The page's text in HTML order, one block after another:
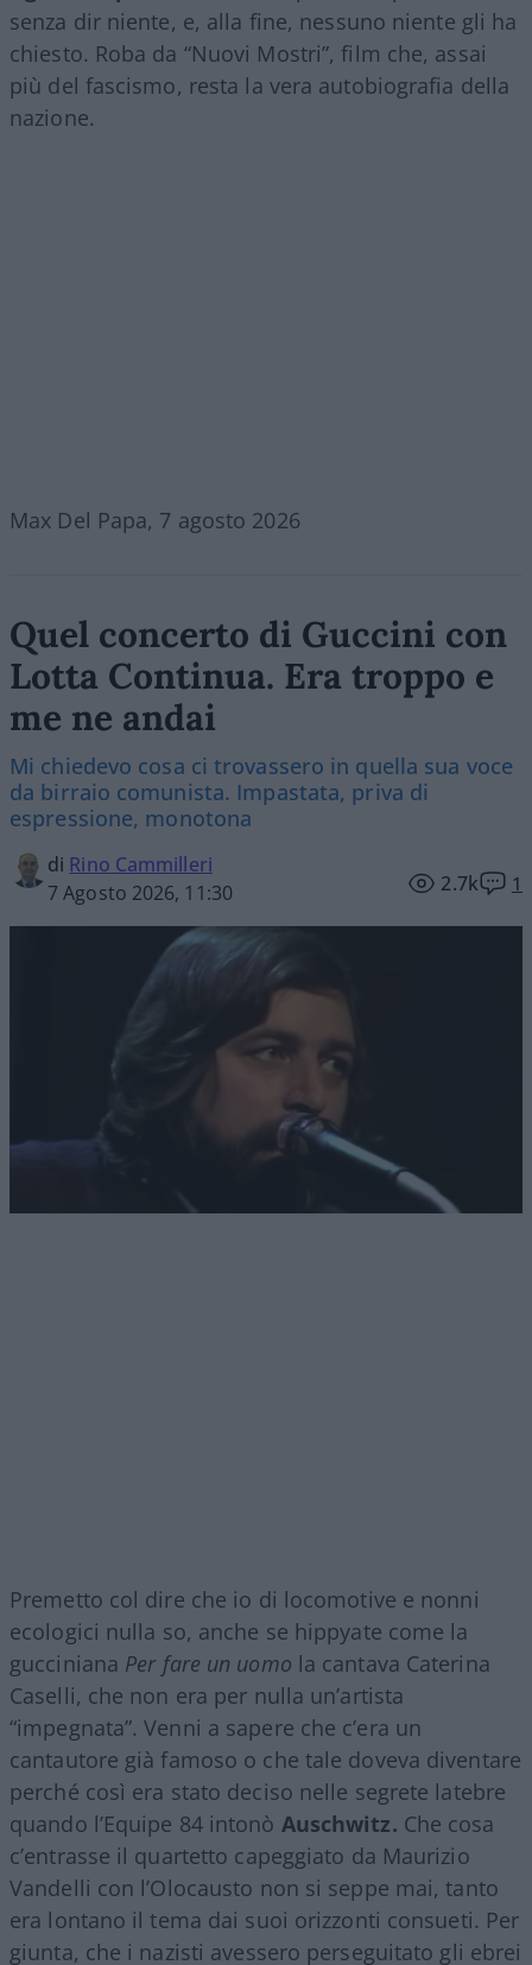
senza dir niente, e, alla fine, nessuno niente gli ha
chiesto. Roba da “Nuovi Mostri”, film che, assai
più del fascismo, resta la vera autobiografia della
nazione.
Max Del Papa, 7 agosto 2026
Quel concerto di Guccini con
Lotta Continua. Era troppo e
me ne andai
Mi chiedevo cosa ci trovassero in quella sua voce
da birraio comunista. Impastata, priva di
espressione, monotona
di Rino Cammilleri
7 Agosto 2026, 11:30
2.7k 1
Premetto col dire che io di locomotive e nonni
ecologici nulla so, anche se hippyate come la
gucciniana Per fare un uomo la cantava Caterina
Caselli, che non era per nulla un’artista
“impegnata”. Venni a sapere che c’era un
cantautore già famoso o che tale doveva diventare
perché così era stato deciso nelle segrete latebre
quando l’Equipe 84 intonò Auschwitz. Che cosa
c’entrasse il quartetto capeggiato da Maurizio
Vandelli con l’Olocausto non si seppe mai, tanto
era lontano il tema dai suoi orizzonti consueti. Per
giunta, che i nazisti avessero perseguitato gli ebrei